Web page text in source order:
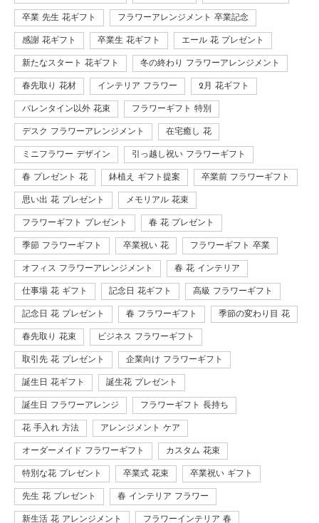
卒業 先生 花ギフト フラワーアレンジメント 卒業記念
感謝 花ギフト 卒業生 花ギフト エール 花 プレゼント
新たなスタート 花ギフト 冬の終わり フラワーアレンジメント
春先取り 花材 インテリア フラワー 2月 花ギフト
バレンタイン以外 花束 フラワーギフト 特別
デスク フラワーアレンジメント 在宅癒し 花
ミニフラワー デザイン 引っ越し祝い フラワーギフト
春 プレゼント 花 鉢植え ギフト提案 卒業前 フラワーギフト
思い出 花 プレゼント メモリアル 花束
フラワーギフト プレゼント 春 花 プレゼント
季節 フラワーギフト 卒業祝い 花 フラワーギフト 卒業
オフィス フラワーアレンジメント 春 花 インテリア
仕事場 花 ギフト 記念日 花ギフト 高級 フラワーギフト
記念日 花 プレゼント 春 フラワーギフト 季節の変わり目 花
春先取り 花束 ビジネス フラワーギフト
取引先 花 プレゼント 企業向け フラワーギフト
誕生日 花ギフト 誕生花 プレゼント
誕生日 フラワーアレンジ フラワーギフト 長持ち
花 手入れ 方法 アレンジメント ケア
オーダーメイド フラワーギフト カスタム 花束
特別な花 プレゼント 卒業式 花束 卒業祝い ギフト
先生 花 プレゼント 春 インテリア フラワー
新生活 花 アレンジメント フラワーインテリア 春